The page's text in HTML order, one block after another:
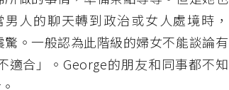
人的聊天轉到政治或女人處境時，
。一般認為此階級的婦女不能談論有
適合」。George的朋友和同事都不知